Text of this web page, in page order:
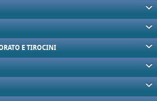
E TIROCINI